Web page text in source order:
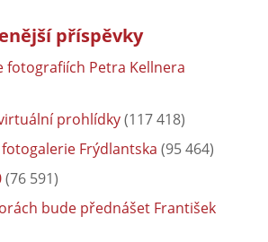
příspěvky
fotografiích Petra Kellnera
prohlídky(117 418)
Frýdlantska (95 464)
(76 591)
bude přednášet František